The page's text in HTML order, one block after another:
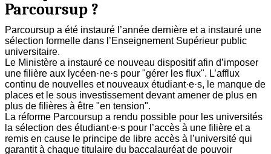
Parcoursup ?
Parcoursup a été instauré l’année dernière et a instauré une
sélection formelle dans l’Enseignement Supérieur public
universitaire.
Le Ministère a instauré ce nouveau dispositif afin d’imposer
une filière aux lycéen·ne·s pour "gérer les flux". L’afflux
continu de nouvelles et nouveaux étudiant·e·s, le manque de
places et le sous investissement devant amener de plus en
plus de filières à être "en tension".
La réforme Parcoursup a rendu possible pour les universités
la sélection des étudiant·e·s pour l’accès à une filière et a
remis en cause le principe de libre accès à l’université qui
garantit à chaque titulaire du baccalauréat de pouvoir